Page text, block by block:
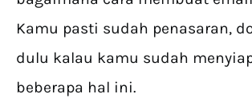
Kamu pasti sudah penasaran,
dulu kalau kamu sudah
beberapa hal ini.